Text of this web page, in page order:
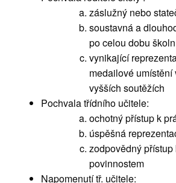
záslužný nebo
soustavná a
po celou dobu
vynikající
medailové umístění
vyšších soutěžích
Pochvala třídního učitele:
ochotný přístup k
úspěšná
zodpovědný
povinnostem
Napomenutí tř. učitele: